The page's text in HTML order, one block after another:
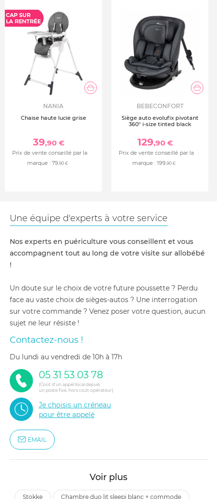
NANIA
Chaise haute lucie grise
39,90 €
Prix de vente conseillé par la
marque : 79,90 €
BEBECONFORT
Siège auto evolufix pivotant
360° i-size tinted black
129,90 €
Prix de vente conseillé par la
marque : 199,90 €
Une équipe d'experts à votre service
Nos experts en puériculture vous conseillent et vous
accompagnent tout au long de votre visite sur allobébé
!
Un doute sur le choix de votre future poussette ? Perdu
face au vaste choix de sièges-autos ? Une interrogation
sur votre commande ? Venez poser votre question, aucun
sujet ne leur résiste !
Contactez-nous !
du lundi au vendredi de 10h à 17h
05 31 53 03 78
(Coût d'un appel local depuis
un poste fixe, hors coût opérateur)
Je choisis un créneau
pour être appelé
EMAIL
Voir plus
stokke chambre duo lit sleepi blanc + commode